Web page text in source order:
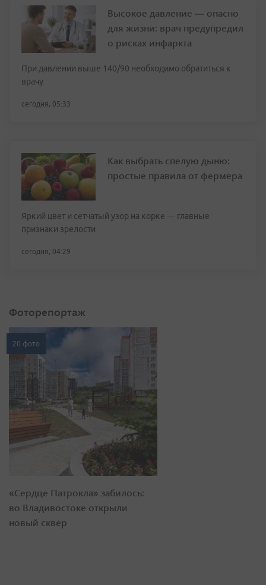
Высокое давление — опасно
для жизни: врач предупредил
о рисках инфаркта
При давлении выше 140/90 необходимо обратиться к
врачу
сегодня, 05:33
Как выбрать спелую дыню:
простые правила от фермера
Яркий цвет и сетчатый узор на корке — главные
признаки зрелости
сегодня, 04:29
Фоторепортаж
20 фото
«Сердце Патрокла» забилось:
во Владивостоке открыли
новый сквер